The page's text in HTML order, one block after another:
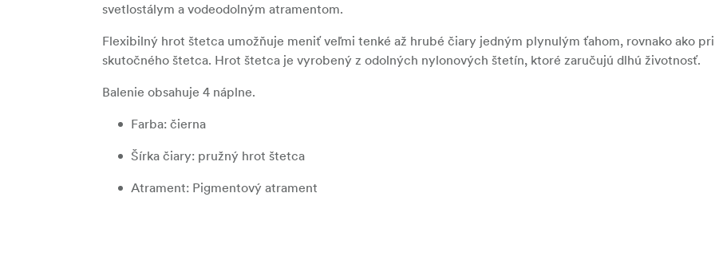
svetlostálym a vodeodolným atramentom.
Flexibilný hrot štetca umožňuje meniť veľmi tenké až hrubé čiary jedným plynulým ťahom, rovnako ako
skutočného štetca. Hrot štetca je vyrobený z odolných nylonových štetín, ktoré zaručujú dlhú životnosť.
Balenie obsahuje 4 náplne.
Farba: čierna
Šírka čiary: pružný hrot štetca
Atrament: Pigmentový atrament